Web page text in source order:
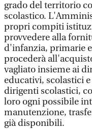
grado del territorio
scolastico.
propri compiti
provvedere alla
d'infanzia, primarie
procederà
vagliato insieme ai
educativi, scolastici
dirigenti scolastici,
loro ogni possibile
manutenzione,
già disponibili.